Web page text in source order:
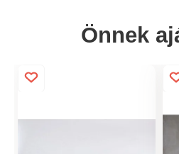
Önnek